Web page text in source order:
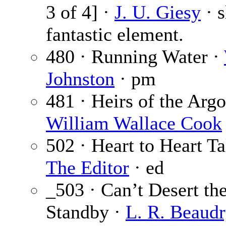
3 of 4] · J. U. Giesy ·
fantastic element.
480 · Running Water ·
Johnston · pm
481 · Heirs of the
William Wallace Cook
502 · Heart to Heart
The Editor · ed
_503 · Can’t Desert
Standby · L. R.